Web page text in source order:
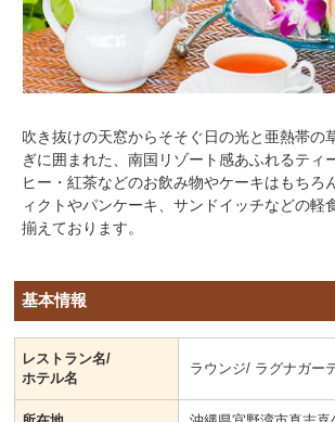
吹き抜けの天窓からそそぐ日の光と亜熱帯の
ぎに囲まれた、南国リゾート感あふれるティ
ヒー・紅茶などのお飲み物やケーキはもちろ
ィクトやパンケーキ、サンドイッチなどの軽
揃えております。
基本情報
レストラン名/
ホテル名
ラウンジ/ ラグナガー